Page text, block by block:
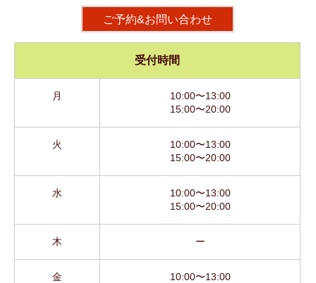
ご予約&お問い合わせ
受付時間
月
10:00〜13:00
15:00〜20:00
火
10:00〜13:00
15:00〜20:00
水
10:00〜13:00
15:00〜20:00
木 ー
金
10:00〜13:00